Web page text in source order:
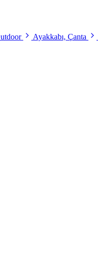
Ayakkabı, Çanta